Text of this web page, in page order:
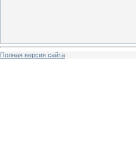
Полная версия сайта